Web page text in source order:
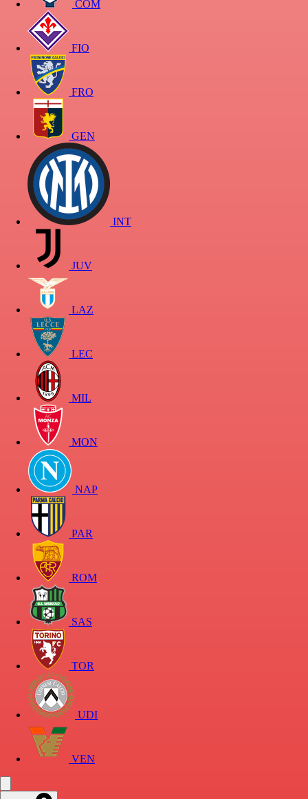
COM
FIO
FRO
GEN
INT
JUV
LAZ
LEC
MIL
MON
NAP
PAR
ROM
SAS
TOR
UDI
VEN